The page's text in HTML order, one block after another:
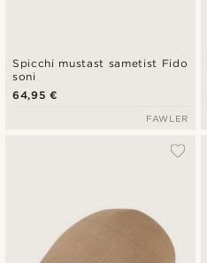
Spicchi mustast sametist Fido
soni
64,95 €
FAWLER